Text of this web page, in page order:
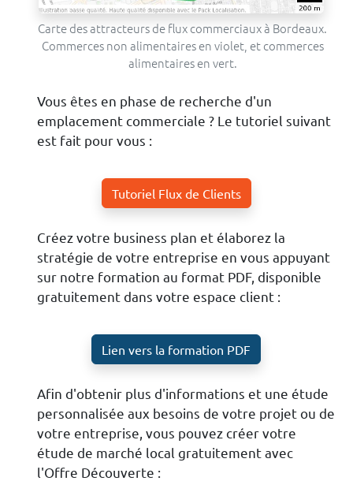
Carte des attracteurs de flux commerciaux à Bordeaux.
Commerces non alimentaires en violet, et commerces
alimentaires en vert.
Vous êtes en phase de recherche d'un
emplacement commerciale ? Le tutoriel suivant
est fait pour vous :
Tutoriel Flux de Clients
Créez votre business plan et élaborez la
stratégie de votre entreprise en vous appuyant
sur notre formation au format PDF, disponible
gratuitement dans votre espace client :
Lien vers la formation PDF
Afin d'obtenir plus d'informations et une étude
personnalisée aux besoins de votre projet ou de
votre entreprise, vous pouvez créer votre
étude de marché local gratuitement avec
l'Offre Découverte :